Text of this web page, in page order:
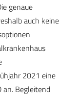
genaue
auch keine
2021 eine
an. Begleitend